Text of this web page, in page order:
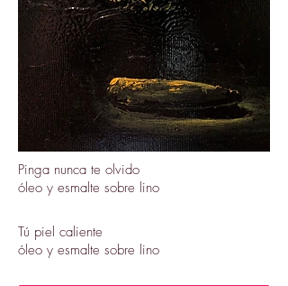
Pinga nunca te olvido
óleo y esmalte sobre lino
​Tú piel caliente
óleo y esmalte sobre lino